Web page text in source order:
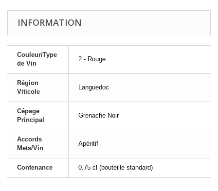
INFORMATION
Couleur/Type
de Vin
2 - Rouge
Région
Viticole
Languedoc
Cépage
Principal
Grenache Noir
Accords
Mets/Vin
Apéritif
Contenance 0.75 cl (bouteille standard)